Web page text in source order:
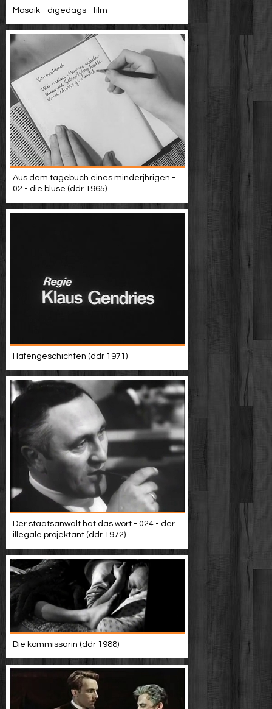
Mosaik - digedags - film
Aus dem tagebuch eines minderjhrigen -
02 - die bluse (ddr 1965)
Hafengeschichten (ddr 1971)
Der staatsanwalt hat das wort - 024 - der
illegale projektant (ddr 1972)
Die kommissarin (ddr 1988)